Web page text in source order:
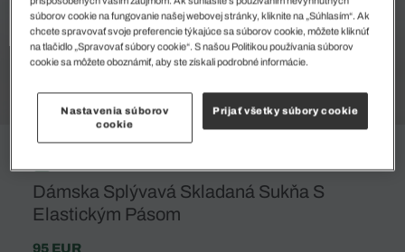
Dámska Splývavá Skladaná Sukňa S
Elastickým Pásom
95 EUR
súborov cookie na fungovanie našej webovej stránky, kliknite na „Súhlasím“. Ak
chcete spravovať svoje preferencie týkajúce sa súborov cookie, môžete kliknúť
na tlačidlo „Spravovať súbory cookie“. S našou Politikou používania súborov
cookie sa môžete oboznámiť, aby ste získali podrobné informácie.
Nastavenia súborov
cookie
Prijať všetky súbory cookie